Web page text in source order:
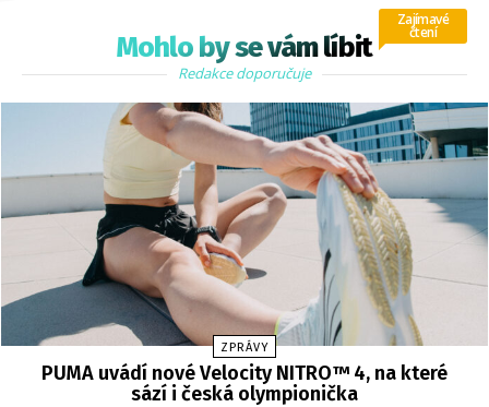
Mohlo by se vám líbit
Zajímavé
čtení
Redakce doporučuje
ZPRÁVY
PUMA uvádí nové Velocity NITRO™ 4, na které
sází i česká olympionička